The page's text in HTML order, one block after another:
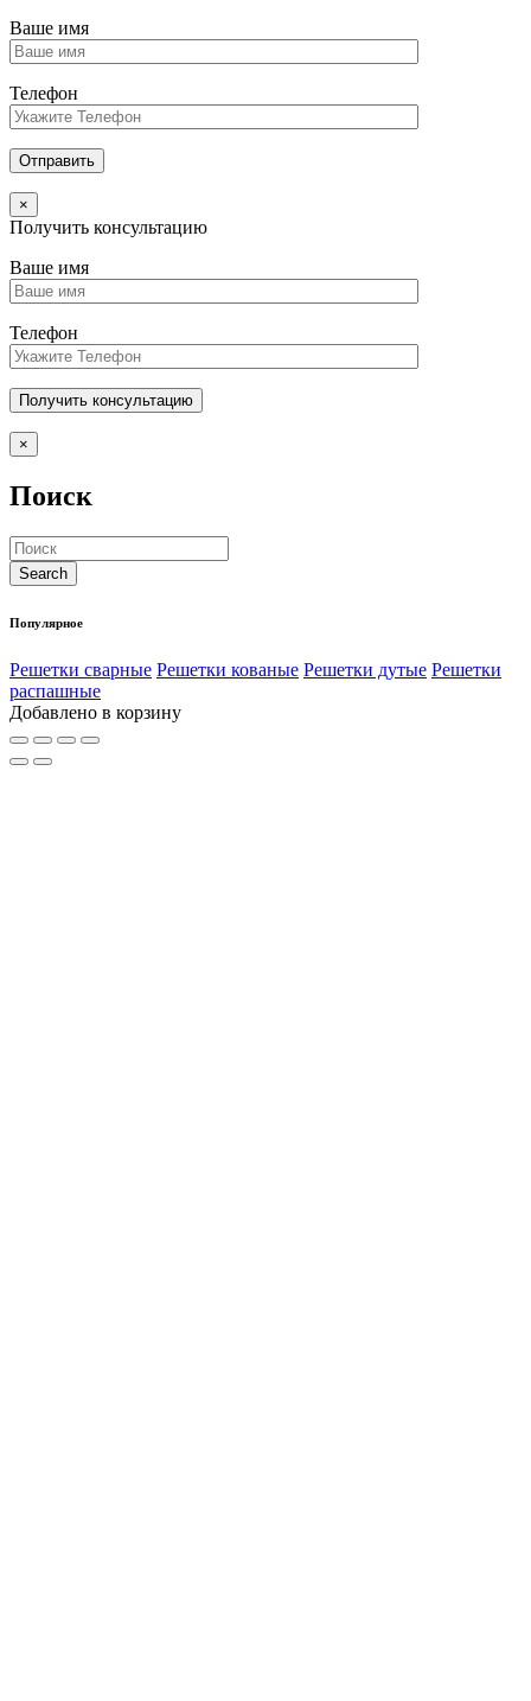
Ваше имя
Телефон
×
Получить консультацию
Ваше имя
Телефон
×
Поиск
Популярное
Решетки сварные Решетки кованые Решетки дутые Решетки
распашные
Добавлено в корзину